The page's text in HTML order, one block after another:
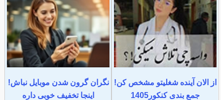
از الان آینده شغلیتو مشخص کن!
جمع بندی کنکور1405
نگران گرون شدن موبایل نباش!
اینجا تخفیف خوبی داره